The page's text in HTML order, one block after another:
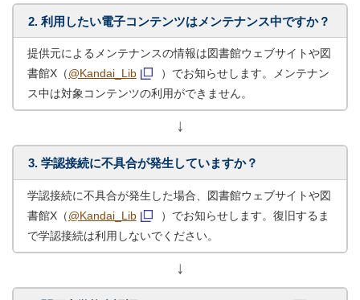
2. 利用したい電子コンテンツはメンテナンス中ですか？
提供元によるメンテナンスの情報は図書館ウェブサイトや図
書館X（@Kandai_Lib
）でお知らせします。メンテナン
ス中は対象コンテンツの利用ができません。
↓
3. 学認接続に不具合が発生していますか？
学認接続に不具合が発生した場合、図書館ウェブサイトや図
書館X（@Kandai_Lib
）でお知らせします。復旧するま
で学認接続は利用しないでください。
↓